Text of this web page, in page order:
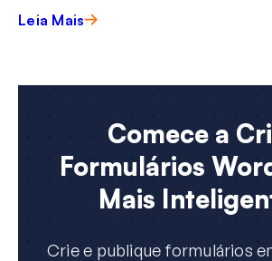
Leia Mais
Comece a
Formulários
Mais
Crie e publique formulários